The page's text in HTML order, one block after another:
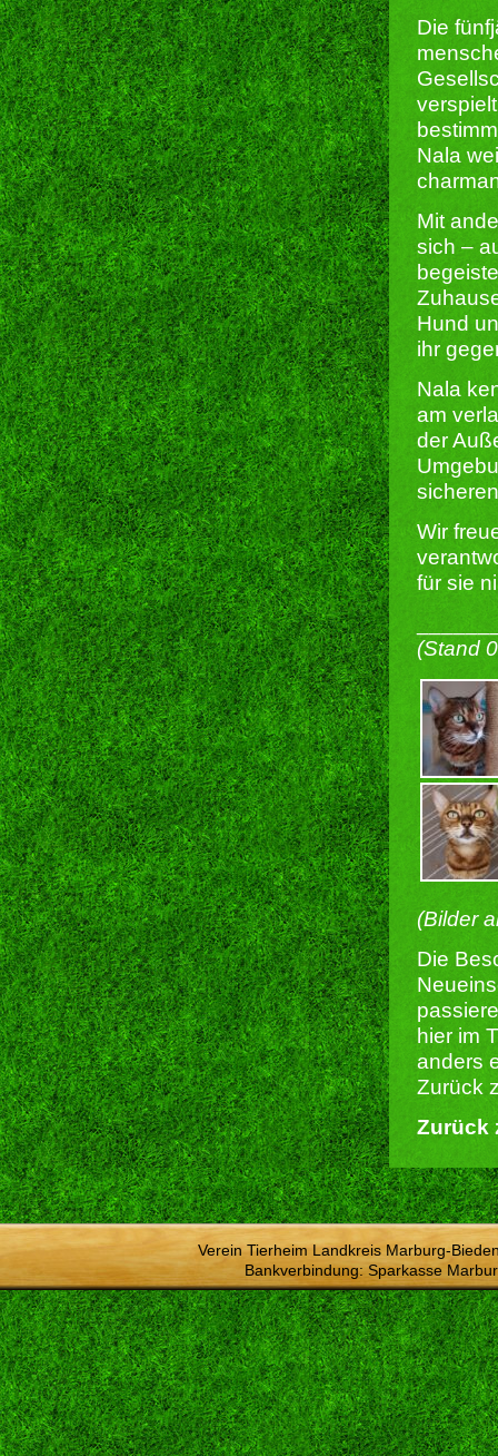
Die
Nala
Mit
sich –
Hund
ihr
Nala
am
der
Wir
für sie
(Stand
(Bilder
Die
hier im
anders
Zurück
Zurück
Verein Tierheim Landkreis Marburg-
Bankverbindung: Sparkasse